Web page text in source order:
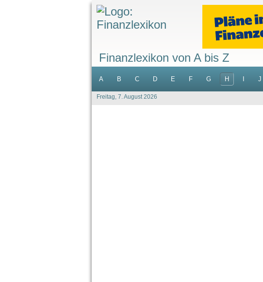
Finanzlexikon von A bis Z
A B C D E F G H J
Freitag, 7. August 2026